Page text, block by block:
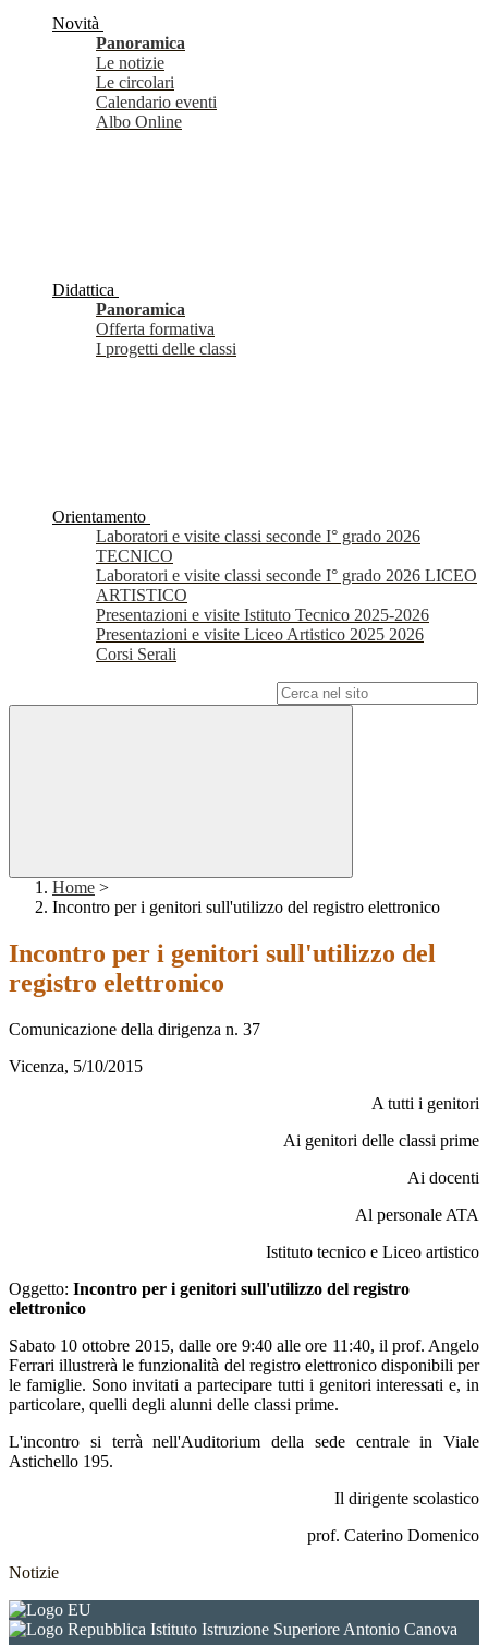
Novità
Panoramica
Le notizie
Le circolari
Calendario eventi
Albo Online
Didattica
Panoramica
Offerta formativa
I progetti delle classi
Orientamento
Laboratori e visite classi seconde I° grado 2026
TECNICO
Laboratori e visite classi seconde I° grado 2026 LICEO
ARTISTICO
Presentazioni e visite Istituto Tecnico 2025-2026
Presentazioni e visite Liceo Artistico 2025 2026
Corsi Serali
Home >
Incontro per i genitori sull'utilizzo del registro elettronico
Incontro per i genitori sull'utilizzo del
registro elettronico
Comunicazione della dirigenza n. 37
Vicenza, 5/10/2015
A tutti i genitori
Ai genitori delle classi prime
Ai docenti
Al personale ATA
Istituto tecnico e Liceo artistico
Oggetto: Incontro per i genitori sull'utilizzo del registro
elettronico
Sabato 10 ottobre 2015, dalle ore 9:40 alle ore 11:40, il prof. Angelo
Ferrari illustrerà le funzionalità del registro elettronico disponibili per
le famiglie. Sono invitati a partecipare tutti i genitori interessati e, in
particolare, quelli degli alunni delle classi prime.
L'incontro si terrà nell'Auditorium della sede centrale in Viale
Astichello 195.
Il dirigente scolastico
prof. Caterino Domenico
Notizie
Istituto Istruzione Superiore Antonio Canova